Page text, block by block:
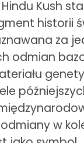
Kush
historii
za
odmian
w